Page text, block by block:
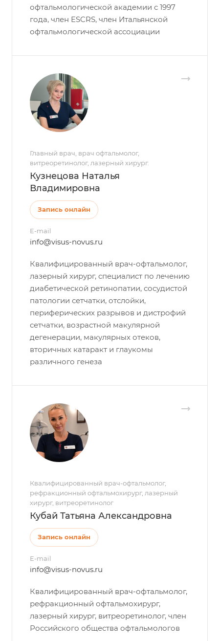
офтальмологической академии с 1997
года, член ESCRS, член Итальянской
офтальмологической ассоциации
Главный врач, врач офтальмолог,
витреоретинолог, лазерный хирург.
Кузнецова Наталья
Владимировна
Запись онлайн
E-mail
info@visus-novus.ru
Квалифицированный врач-офтальмолог,
лазерный хирург, специалист по лечению
диабетической ретинопатии, сосудистой
патологии сетчатки, отслойки,
периферических разрывов и дистрофий
сетчатки, возрастной макулярной
дегенерации, макулярных отеков,
вторичных катаракт и глаукомы
различного генеза
Квалифицированный врач-офтальмолог,
рефракционный офтальмохирург, лазерный
хирург, витреоретинолог
Кубай Татьяна Александровна
Запись онлайн
E-mail
info@visus-novus.ru
Квалифицированный врач-офтальмолог,
рефракционный офтальмохирург,
лазерный хирург, витреоретинолог, член
Российского общества офтальмологов